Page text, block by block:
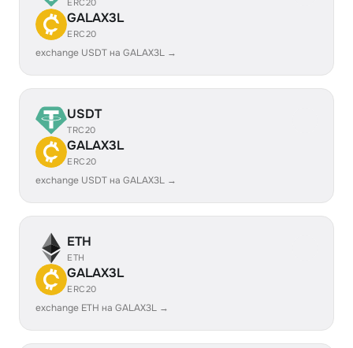
ERC20
GALAX3L
ERC20
exchange USDT на GALAX3L →
USDT
TRC20
GALAX3L
ERC20
exchange USDT на GALAX3L →
ETH
ETH
GALAX3L
ERC20
exchange ETH на GALAX3L →